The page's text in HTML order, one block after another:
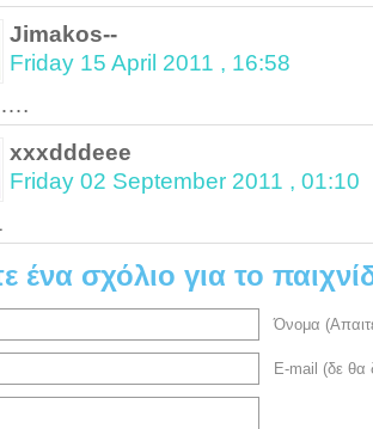
Jimakos--
Friday 15 April 2011 , 16:58
xxxdddeee
Friday 02 September 2011 , 01:10
ένα σχόλιο για το
Όνομα
E-mail (δε θα